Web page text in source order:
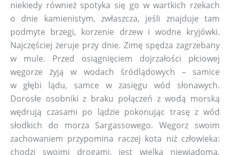
niekiedy również spotyka się go w wartkich rzekach
o dnie kamienistym, zwłaszcza, jeśli znajduje tam
podmyte brzegi, korzenie drzew i wodne kryjówki.
Najczęściej żeruje przy dnie. Zimę spędza zagrzebany
w mule. Przed osiągnięciem dojrzałości płciowej
węgorze żyją w wodach śródlądowych – samice
w głębi lądu, samce w zasięgu wód słonawych.
Dorosłe osobniki z braku połączeń z wodą morską
wędrują czasami po lądzie pokonując trasę z wód
słodkich do morza Sargassowego. Węgorz swoim
zachowaniem przypomina raczej kota niż człowieka:
chodzi swoimi drogami, jest wielką niewiadomą.